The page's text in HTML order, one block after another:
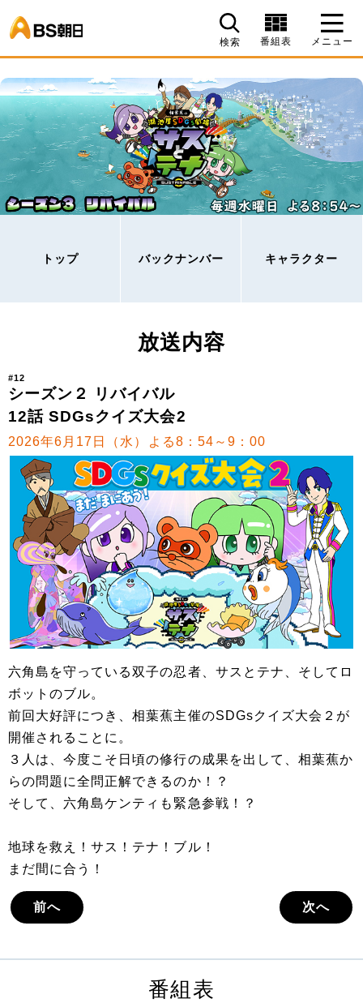
検索 番組表 メニュー
トップ バックナンバー キャラクター
放送内容
#12
シーズン２ リバイバル
12話 SDGsクイズ大会2
2026年6月17日（水）よる8：54～9：00
六角島を守っている双子の忍者、サスとテナ、そしてロ
ボットのブル。
前回大好評につき、相葉蕉主催のSDGsクイズ大会２が
開催されることに。
３人は、今度こそ日頃の修行の成果を出して、相葉蕉か
らの問題に全問正解できるのか！？
そして、六角島ケンティも緊急参戦！？
地球を救え！サス！テナ！ブル！
まだ間に合う！
前へ 次へ
番組表